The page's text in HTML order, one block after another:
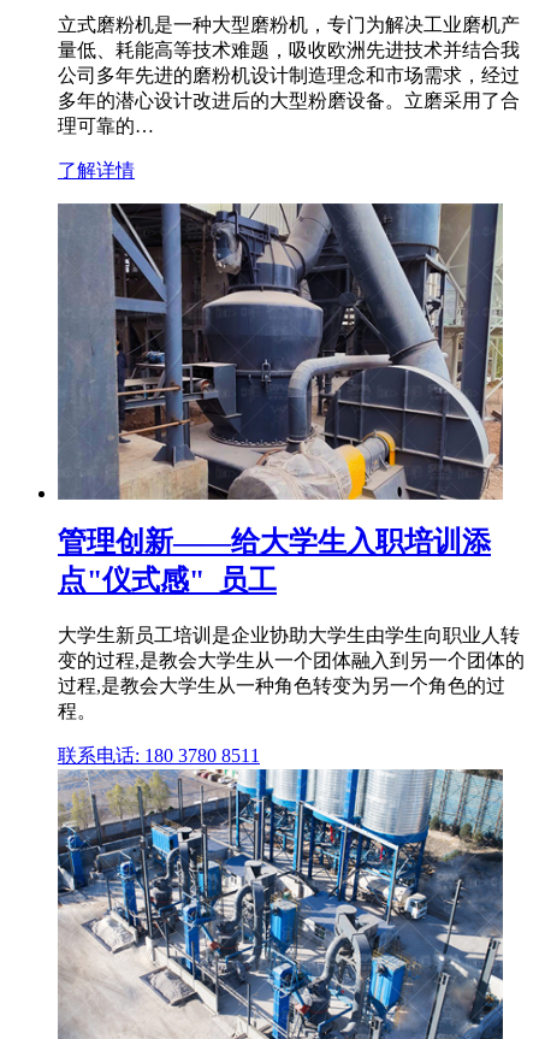
立式磨粉机是一种大型磨粉机，专门为解决工业磨机产
量低、耗能高等技术难题，吸收欧洲先进技术并结合我
公司多年先进的磨粉机设计制造理念和市场需求，经过
多年的潜心设计改进后的大型粉磨设备。立磨采用了合
理可靠的…
了解详情
管理创新——给大学生入职培训添
点"仪式感"_员工
大学生新员工培训是企业协助大学生由学生向职业人转
变的过程,是教会大学生从一个团体融入到另一个团体的
过程,是教会大学生从一种角色转变为另一个角色的过
程。
联系电话: 180 3780 8511